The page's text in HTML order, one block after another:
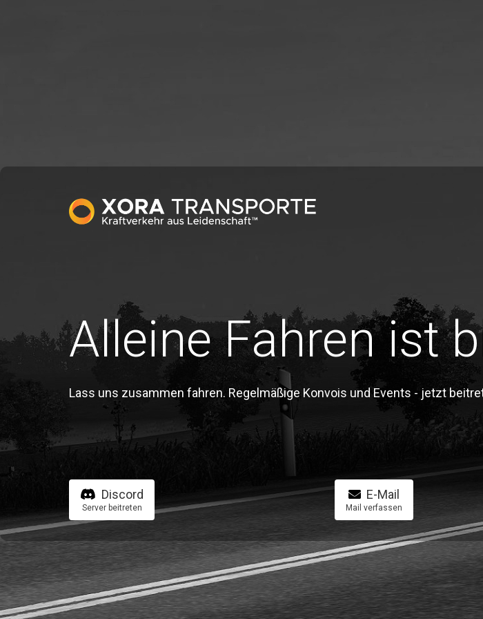
Alleine Fahren ist
Lass uns zusammen fahren. Regelmäßige Konvois und Events - jetzt
Discord
Server beitreten
E-Mail
Mail verfassen